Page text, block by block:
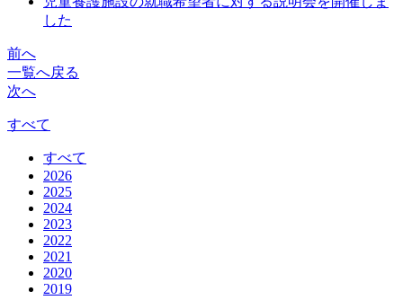
した
前へ
一覧へ戻る
次へ
すべて
すべて
2026
2025
2024
2023
2022
2021
2020
2019